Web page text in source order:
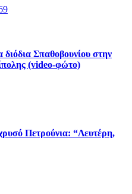
Σπαθοβουνίου στην
(video-φώτο)
Πετρούνια: “Λευτέρη,